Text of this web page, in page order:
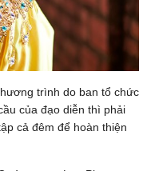
trình do ban tổ chức
của đạo diễn thì phải
cả đêm để hoàn thiện